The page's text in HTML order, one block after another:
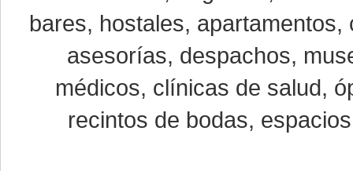
bares, hostales,
asesorías, despachos,
médicos, clínicas de salud,
recintos de bodas,